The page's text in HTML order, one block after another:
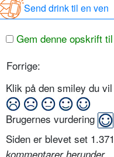
Send drink til en ven
Gem denne opskrift
Forrige:
Klik på den smiley du
Brugernes vurdering
Siden er blevet set
kommentarer herunder.